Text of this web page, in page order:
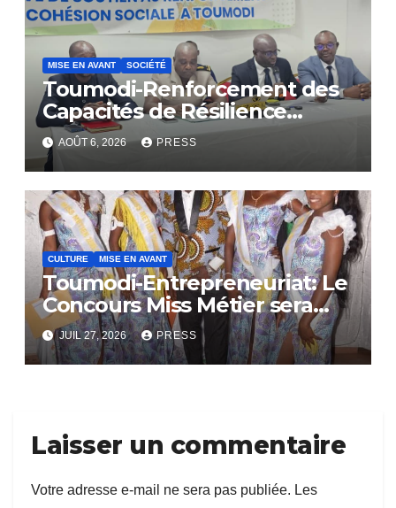
MISE EN AVANT SOCIÉTÉ
Toumodi-Renforcement des
Capacités de Résilience
Communautaire
AOÛT 6, 2026 PRESS
CULTURE MISE EN AVANT
Toumodi-Entrepreneuriat: Le
Concours Miss Métier sera
bientôt lance.
JUIL 27, 2026 PRESS
Laisser un commentaire
Votre adresse e-mail ne sera pas publiée. Les